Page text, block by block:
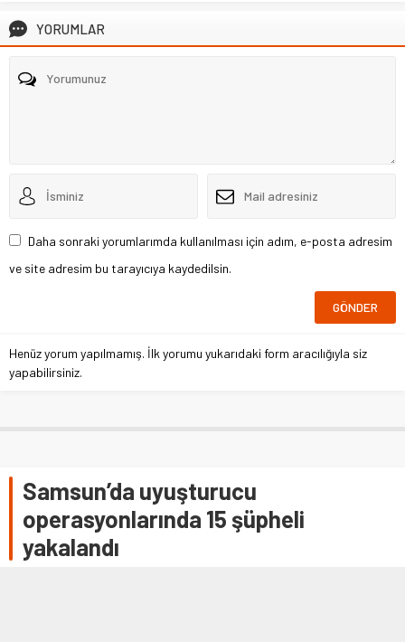
YORUMLAR
Daha sonraki yorumlarımda kullanılması için adım, e-posta adresim
ve site adresim bu tarayıcıya kaydedilsin.
Henüz yorum yapılmamış. İlk yorumu yukarıdaki form aracılığıyla siz
yapabilirsiniz.
Samsun’da uyuşturucu
operasyonlarında 15 şüpheli
yakalandı